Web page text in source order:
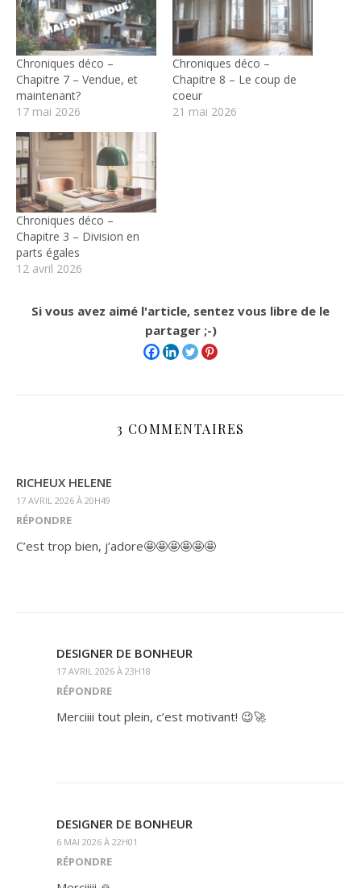
Chroniques déco –
Chapitre 7 – Vendue, et
maintenant?
17 mai 2026
Chroniques déco –
Chapitre 8 – Le coup de
coeur
21 mai 2026
Chroniques déco –
Chapitre 3 – Division en
parts égales
12 avril 2026
Si vous avez aimé l'article, sentez vous libre de le
partager ;-)
3 COMMENTAIRES
RICHEUX HELENE
17 AVRIL 2026 À 20H49
RÉPONDRE
C’est trop bien, j’adore🤩🤩🤩🤩🤩🤩
DESIGNER DE BONHEUR
17 AVRIL 2026 À 23H18
RÉPONDRE
Merciiii tout plein, c’est motivant! 😉🚀
DESIGNER DE BONHEUR
6 MAI 2026 À 22H01
RÉPONDRE